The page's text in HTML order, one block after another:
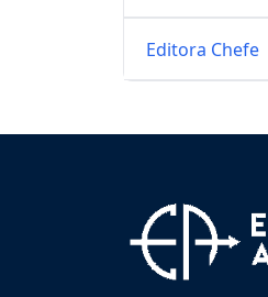
Editora Chefe